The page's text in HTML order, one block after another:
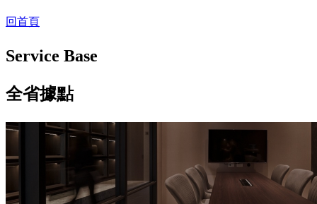
回首頁
Service Base
全省據點